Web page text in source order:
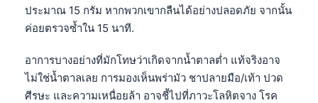
ประมาณ 15 กรัม หากพวกเขากลืนได้อย่างปลอดภัย จากนั้น
ค่อยตรวจซ้ำใน 15 นาที.
อาการบางอย่างที่มักโทษว่าเกิดจากน้ำตาลต่ำ แท้จริงอาจ
ไม่ใช่น้ำตาลเลย การมองเห็นพร่ามัว ชาปลายมือ/เท้า ปวด
ศีรษะ และความเหนื่อยล้า อาจชี้ไปที่ภาวะโลหิตจาง โรค
پښتو
سنڌي
অসমীয়া